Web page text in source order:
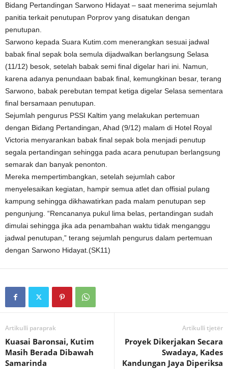
Bidang Pertandingan Sarwono Hidayat – saat menerima sejumlah
panitia terkait penutupan Porprov yang disatukan dengan
penutupan.
Sarwono kepada Suara Kutim.com menerangkan sesuai jadwal
babak final sepak bola semula dijadwalkan berlangsung Selasa
(11/12) besok, setelah babak semi final digelar hari ini. Namun,
karena adanya penundaan babak final, kemungkinan besar, terang
Sarwono, babak perebutan tempat ketiga digelar Selasa sementara
final bersamaan penutupan.
Sejumlah pengurus PSSI Kaltim yang melakukan pertemuan
dengan Bidang Pertandingan, Ahad (9/12) malam di Hotel Royal
Victoria menyarankan babak final sepak bola menjadi penutup
segala pertandingan sehingga pada acara penutupan berlangsung
semarak dan banyak penonton.
Mereka mempertimbangkan, setelah sejumlah cabor
menyelesaikan kegiatan, hampir semua atlet dan offisial pulang
kampung sehingga dikhawatirkan pada malam penutupan sep
pengunjung. “Rencananya pukul lima belas, pertandingan sudah
dimulai sehingga jika ada penambahan waktu tidak menganggu
jadwal penutupan,” terang sejumlah pengurus dalam pertemuan
dengan Sarwono Hidayat.(SK11)
Artikulli paraprak
Kuasai Baronsai, Kutim
Masih Berada Dibawah
Samarinda
Artikulli tjetër
Proyek Dikerjakan Secara
Swadaya, Kades
Kandungan Jaya Diperiksa